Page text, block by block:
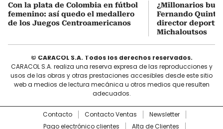
Con la plata de Colombia en fútbol
femenino: así quedo el medallero
de los Juegos Centroamericanos
¿Millonarios
Fernando
director
Michaloutsos
© CARACOL S.A. Todos los derechos reservados.
CARACOL S.A. realiza una reserva expresa de las reproducciones y
usos de las obras y otras prestaciones accesibles desde este sitio
web a medios de lectura mecánica u otros medios que resulten
adecuados.
Contacto Contacto Ventas
Newsletter
Pago electrónico clientes
Alta de Clientes